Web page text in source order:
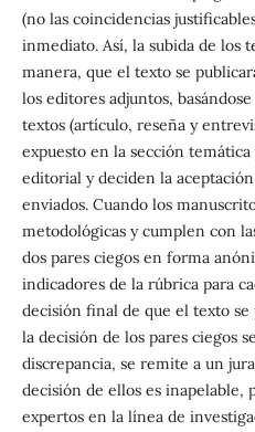
(no las coincidencias
inmediato. Así, la subida de los
manera, que el texto se
los editores adjuntos,
textos (artículo, reseña y
expuesto en la sección
editorial y deciden la
enviados. Cuando los
metodológicas y cumplen con
dos pares ciegos en forma
indicadores de la rúbrica para
decisión final de que el texto
la decisión de los pares ciegos
discrepancia, se remite a un
decisión de ellos es inapelable,
expertos en la línea de